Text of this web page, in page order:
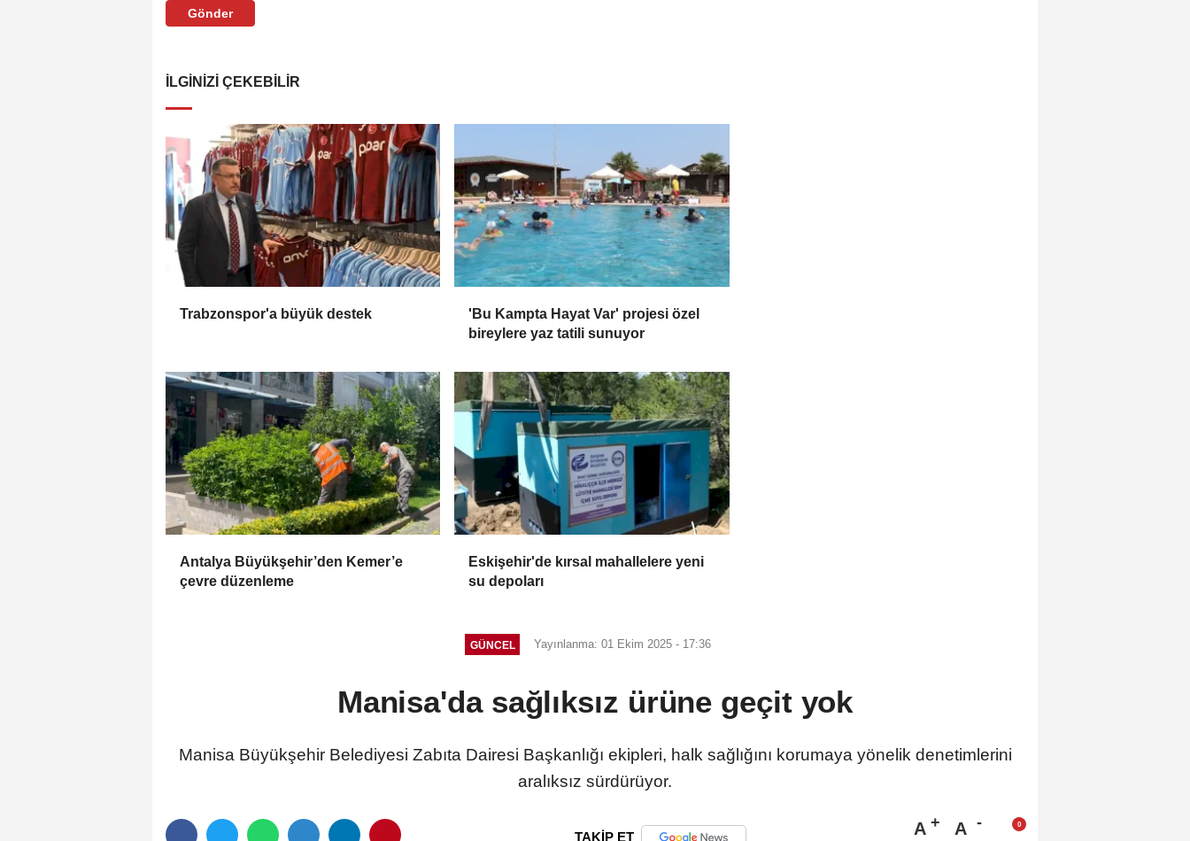
Gönder
İLGINIZI ÇEKEBILIR
Trabzonspor'a büyük destek
'Bu Kampta Hayat Var' projesi özel
bireylere yaz tatili sunuyor
Antalya Büyükşehir’den Kemer’e
çevre düzenleme
Eskişehir'de kırsal mahallelere yeni
su depoları
GÜNCEL Yayınlanma: 01 Ekim 2025 - 17:36
Manisa'da sağlıksız ürüne geçit yok
Manisa Büyükşehir Belediyesi Zabıta Dairesi Başkanlığı ekipleri, halk sağlığını korumaya yönelik denetimlerini
aralıksız sürdürüyor.
TAKİP ET A A